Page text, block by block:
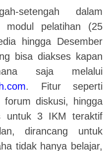
setengah dalam
modul pelatihan (25
hingga Desember
bisa diakses kapan
saja melalui
. Fitur seperti
diskusi, hingga
untuk 3 IKM teraktif
dirancang untuk
tidak hanya belajar,